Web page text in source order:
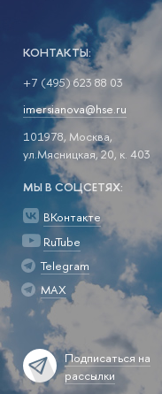
КОНТАКТЫ:
+7 (495) 623 88 03
imersianova@hse.ru
101978, Москва,
ул.Мясницкая, 20, к. 403
МЫ В СОЦСЕТЯХ:
ВКонтакте
RuTube
Telegram
MAX
Подписаться на
рассылки